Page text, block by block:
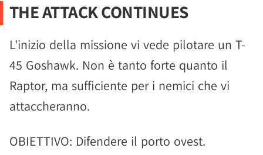
THE ATTACK CONTINUES
L'inizio della missione vi vede pilotare un T-
45 Goshawk. Non è tanto forte quanto il
Raptor, ma sufficiente per i nemici che vi
attaccheranno.
OBIETTIVO: Difendere il porto ovest.